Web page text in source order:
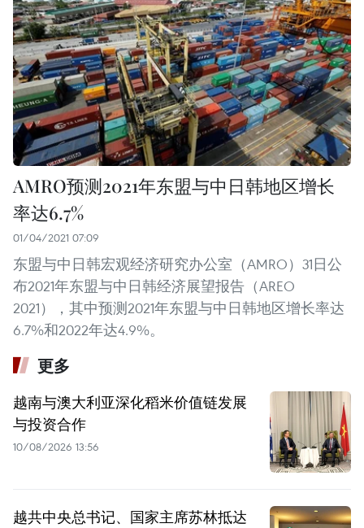
AMRO预测2021年东盟与中日韩地区增长
率达6.7%
01/04/2021 07:09
东盟与中日韩宏观经济研究办公室（AMRO）31日公
布2021年东盟与中日韩经济展望报告（AREO
2021），其中预测2021年东盟与中日韩地区增长率达
6.7%和2022年达4.9%。
更多
越南与澳大利亚深化稻米价值链发展
与投资合作
10/08/2026 13:56
越共中央总书记、国家主席苏林抵达